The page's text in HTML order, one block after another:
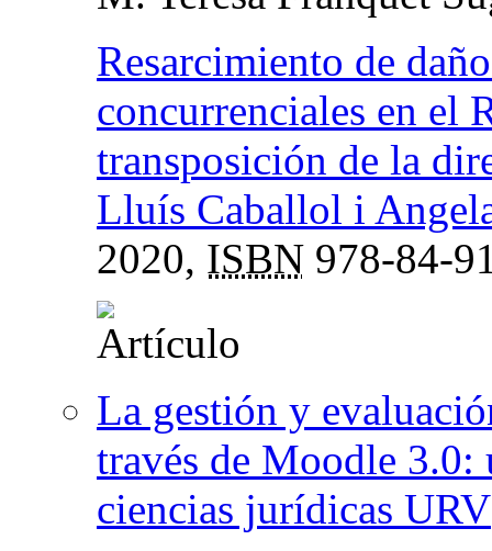
Resarcimiento de
concurrenciales en el
transposición de la
Lluís Caballol i
2020, ISBN 978-84-
La gestión y
través de Moodle 3.0:
ciencias jurídicas URV